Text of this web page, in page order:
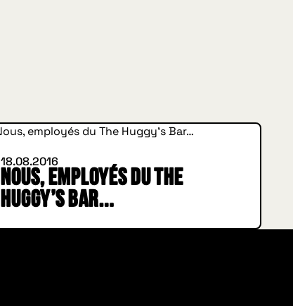
18.08.2016
Nous, employés du The
Huggy’s Bar…